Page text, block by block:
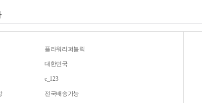
플라워리퍼블릭
대한민국
e_123
전국배송가능